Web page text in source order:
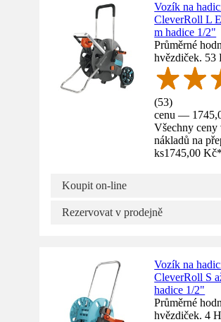
Vozík na
CleverRoll L
m hadice 1/2"
Průměrné
hvězdiček. 53
(53)
cenu —
Všechny
nákladů na
ks1745,00 Kč
Koupit on-line
Rezervovat v prodejně
Vozík na
CleverRoll S
hadice 1/2"
Průměrné
hvězdiček. 4